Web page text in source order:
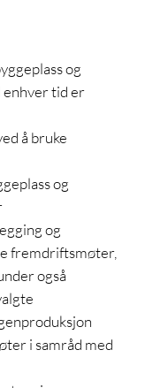
og
tid er
å bruke
og
og
fremdriftsmøter,
også
i samråd med